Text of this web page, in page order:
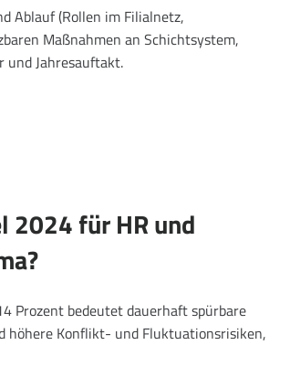
Ablauf (Rollen im Filialnetz,
Maßnahmen an Schichtsystem,
und Jahresauftakt.
2024 für HR und
Prozent bedeutet dauerhaft spürbare
höhere Konflikt- und Fluktuationsrisiken,